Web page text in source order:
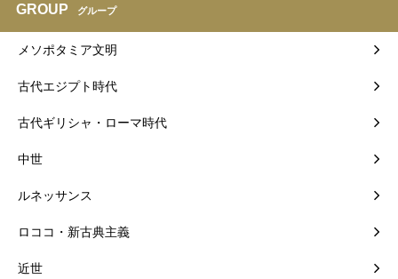
GROUP グループ
メソポタミア文明
古代エジプト時代
古代ギリシャ・ローマ時代
中世
ルネッサンス
ロココ・新古典主義
近世